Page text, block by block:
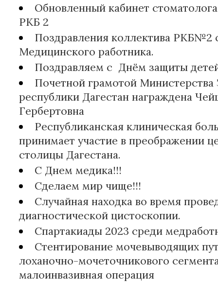
Обновленный кабинет
РКБ 2
Поздравления коллектива РКБ№2
Медицинского работника.
Поздравляем с Днём защиты
Почетной грамотой Министерства
республики Дагестан награждена
Гербертовна
Республиканская клиническая
принимает участие в преображении
столицы Дагестана.
С Днем медика!!!
Сделаем мир чище!!!
Случайная находка во время
диагностической цистоскопии.
Спартакиады 2023 среди
Стентирование мочевыводящих
лоханочно-мочеточникового
малоинвазивная операция